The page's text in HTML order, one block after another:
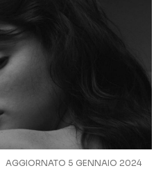
AGGIORNATO 5 GENNAIO 2024